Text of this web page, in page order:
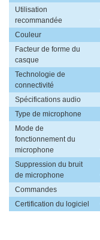
Utilisation
recommandée
Couleur
Facteur de forme du
casque
Technologie de
connectivité
Spécifications audio
Type de microphone
Mode de
fonctionnement du
microphone
Suppression du bruit
de microphone
Commandes
Certification du logiciel